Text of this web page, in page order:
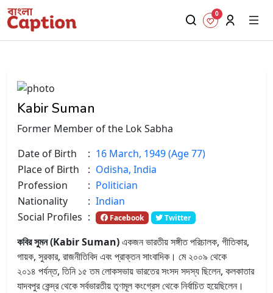
0
Kabir Suman
Former Member of the Lok Sabha
Date of Birth
: 16 March, 1949 (Age 77)
Place of Birth
: Odisha, India
Profession
: Politician
Nationality
: Indian
Social Profiles : Facebook Twitter
কবির সুমন (Kabir Suman)একজন ভারতীয় সঙ্গীত পরিচালক, গীতিকার,
গায়ক, সুরকার, রাজনীতিবিদ এবং প্রাক্তন সাংবাদিক। মে২০০৯ থেকে
২০১৪ পর্যন্ত, তিনি ১৫তম লোকসভায় ভারতের সংসদ সদস্য ছিলেন, কলকাতার
যাদবপুর কেন্দ্র থেকে সর্বভারতীয় তৃণমূল কংগ্রেস থেকে নির্বাচিত হয়েছিলেন।